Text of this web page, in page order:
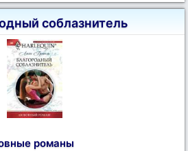
соблазнитель
романы